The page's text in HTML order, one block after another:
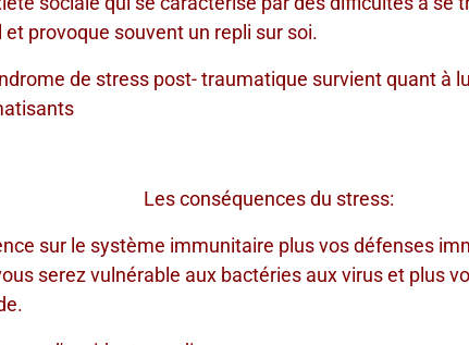
et provoque souvent un repli sur soi.
de stress post- traumatique survient quant à
conséquences du stress:
sur le système immunitaire plus vos défenses
serez vulnérable aux bactéries aux virus et plus